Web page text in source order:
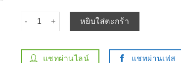
จำนวน คอยล์จุดระเบิด CHEVROLET CRUZE 1.8
หยิบใส่ตะกร้า
แชทผ่านไลน์ แชทผ่านเฟส